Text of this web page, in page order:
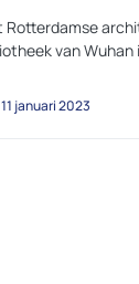
van
11 januari 2023